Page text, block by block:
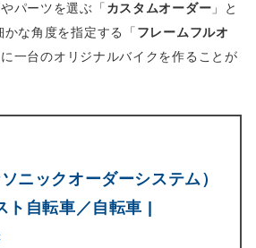
パーツを選ぶ「 カスタムオーダー 」と
な角度を指定する「 フレームフルオ
一台のオリジナルバイクを作ることが
ニックオーダーシステム）
ト自転車／自転車 |